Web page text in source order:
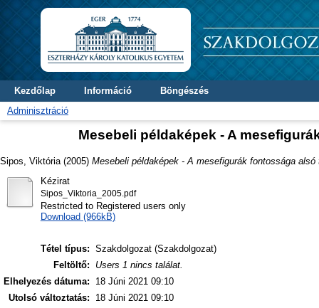
Kezdőlap Információ
Böngészés
Adminisztráció
Mesebeli példaképek - A
Sipos, Viktória (2005) Mesebeli példaképek - A mesefigurák fontossága
Kézirat
Sipos_Viktoria_2005.pdf
Restricted to Registered users only
Download (966kB)
Tétel típus: Szakdolgozat (Szakdolgozat)
Feltöltő:
Users 1 nincs találat.
Elhelyezés dátuma:
18 Júni 2021 09:10
Utolsó változtatás:
18 Júni 2021 09:10